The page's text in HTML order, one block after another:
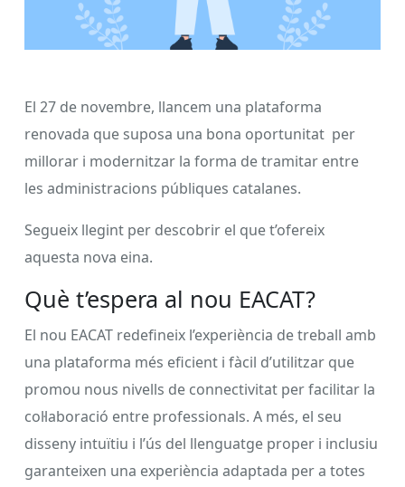
El 27 de novembre, llancem una plataforma
renovada que suposa una bona oportunitat per
millorar i modernitzar la forma de tramitar entre
les administracions públiques catalanes.
Segueix llegint per descobrir el que t’ofereix
aquesta nova eina.
Què t’espera al nou EACAT?
El nou EACAT redefineix l’experiència de treball amb
una plataforma més eficient i fàcil d’utilitzar que
promou nous nivells de connectivitat per facilitar la
col·laboració entre professionals. A més, el seu
disseny intuïtiu i l’ús del llenguatge proper i inclusiu
garanteixen una experiència adaptada per a totes